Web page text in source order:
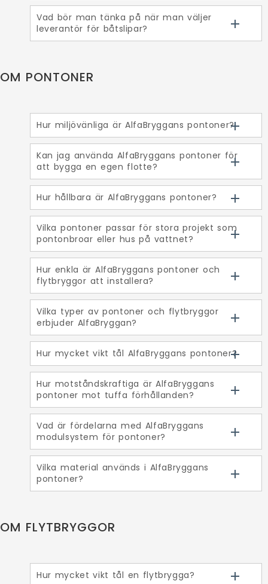
Vad bör man tänka på när man väljer
leverantör för båtslipar?
OM PONTONER
Hur miljövänliga är AlfaBryggans pontoner?
Kan jag använda AlfaBryggans pontoner för
att bygga en egen flotte?
Hur hållbara är AlfaBryggans pontoner?
Vilka pontoner passar för stora projekt som
pontonbroar eller hus på vattnet?
Hur enkla är AlfaBryggans pontoner och
flytbryggor att installera?
Vilka typer av pontoner och flytbryggor
erbjuder AlfaBryggan?
Hur mycket vikt tål AlfaBryggans pontoner?
Hur motståndskraftiga är AlfaBryggans
pontoner mot tuffa förhållanden?
Vad är fördelarna med AlfaBryggans
modulsystem för pontoner?
Vilka material används i AlfaBryggans
pontoner?
OM FLYTBRYGGOR
Hur mycket vikt tål en flytbrygga?